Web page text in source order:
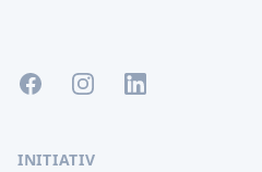
FacebookInstagramLinkedIn
INITIATIV